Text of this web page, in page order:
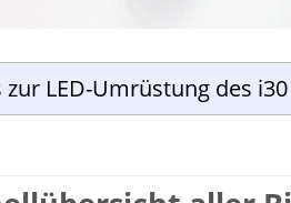
zur LED-Umrüstung des